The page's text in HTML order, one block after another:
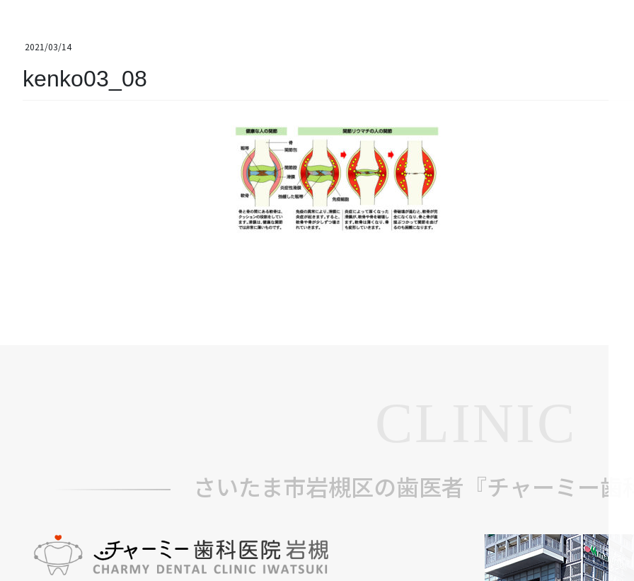
2021/03/14
kenko03_08
さいたま市岩槻区の歯医者『チャーミー歯